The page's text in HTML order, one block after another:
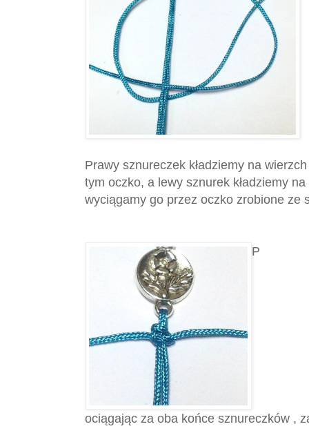
Prawy sznureczek kładziemy na
tym oczko, a lewy sznurek kładziemy
wyciągamy go przez oczko zrobione ze
P
ociągając za oba końce sznureczków ,